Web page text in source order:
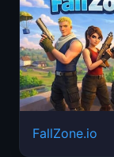
FallZone.io